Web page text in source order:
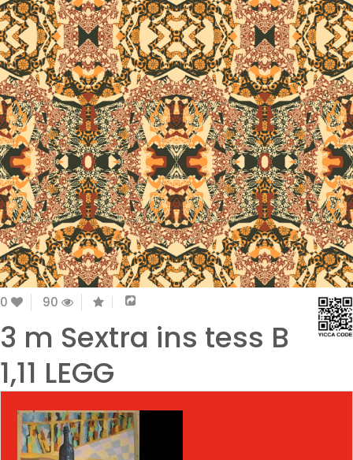
0 90
3 m Sextra ins tess B
1,11 LEGG